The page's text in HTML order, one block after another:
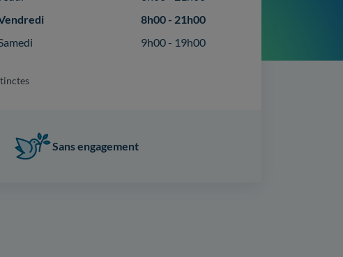
8h00 - 21h00
9h00 - 19h00
Sans engagement